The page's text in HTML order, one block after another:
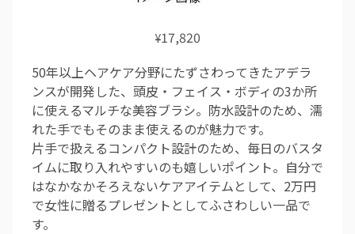
¥17,820
50年以上ヘアケア分野にたずさわってきたアデラ
ンスが開発した、頭皮・フェイス・ボディの3か所
に使えるマルチな美容ブラシ。防水設計のため、濡
れた手でもそのまま使えるのが魅力です。
片手で扱えるコンパクト設計のため、毎日のバスタ
イムに取り入れやすいのも嬉しいポイント。自分で
はなかなかそろえないケアアイテムとして、2万円
で女性に贈るプレゼントとしてふさわしい一品で
す。